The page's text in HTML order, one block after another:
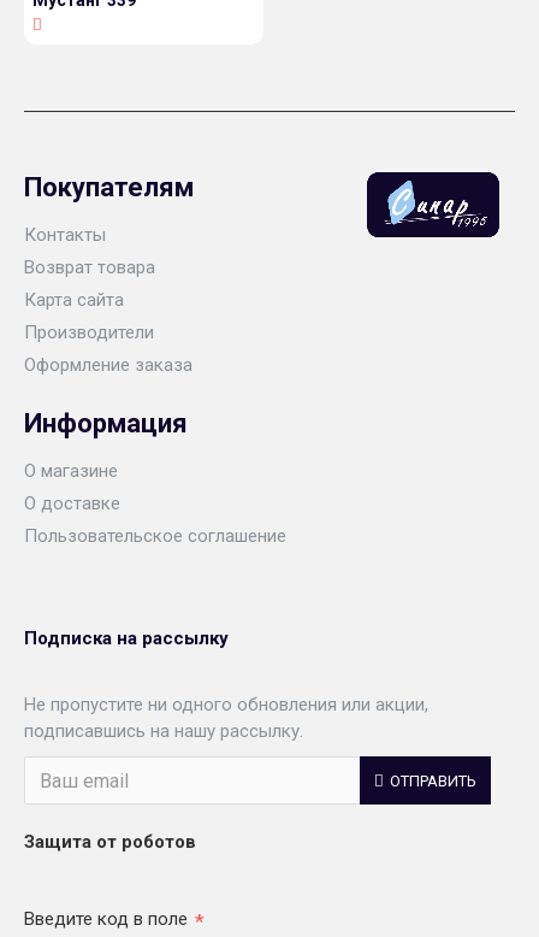
Покупателям
Контакты
Возврат товара
Карта сайта
Производители
Оформление заказа
Информация
О магазине
О доставке
Пользовательское соглашение
Подписка на рассылку
Не пропустите ни одного обновления или акции,
подписавшись на нашу рассылку.
ОТПРАВИТЬ
Защита от роботов
Введите код в поле